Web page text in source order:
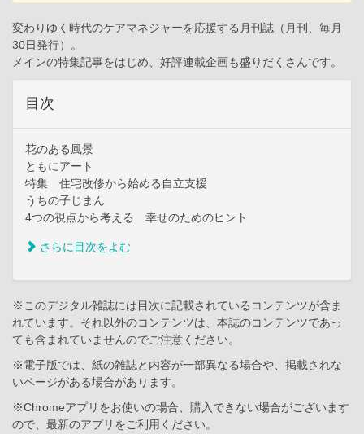
変わりゆく時代のケアマネジャーを応援する月刊誌（月刊、毎月
30日発行）。
メインの特集記事をはじめ、好評連載企画も盛りだくさんです。
目次
花のある風景
ともにアート
特集 住宅改修から始める自立支援
うちの子じまん
4つの視点から考える 幸せのためのヒント
さらに目次をよむ
※このデジタル雑誌には目次に記載されているコンテンツが含ま
れています。それ以外のコンテンツは、本誌のコンテンツであっ
ても含まれていませんのでご注意ください。
※電子版では、紙の雑誌と内容が一部異なる場合や、掲載されな
いページがある場合があります。
※Chromeアプリをお使いの場合、購入できない場合がございます
ので、最新のアプリをご利用ください。